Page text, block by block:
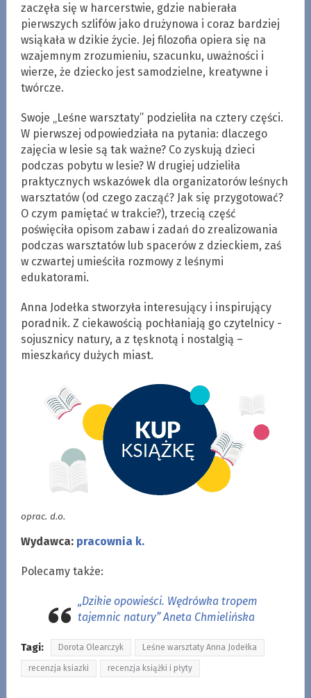
zaczęła się w harcerstwie, gdzie nabierała
pierwszych szlifów jako drużynowa i coraz bardziej
wsiąkała w dzikie życie. Jej filozofia opiera się na
wzajemnym zrozumieniu, szacunku, uważności i
wierze, że dziecko jest samodzielne, kreatywne i
twórcze.
Swoje „Leśne warsztaty” podzieliła na cztery części.
W pierwszej odpowiedziała na pytania: dlaczego
zajęcia w lesie są tak ważne? Co zyskują dzieci
podczas pobytu w lesie? W drugiej udzieliła
praktycznych wskazówek dla organizatorów leśnych
warsztatów (od czego zacząć? Jak się przygotować?
O czym pamiętać w trakcie?), trzecią część
poświęciła opisom zabaw i zadań do zrealizowania
podczas warsztatów lub spacerów z dzieckiem, zaś
w czwartej umieściła rozmowy z leśnymi
edukatorami.
Anna Jodełka stworzyła interesujący i inspirujący
poradnik. Z ciekawością pochłaniają go czytelnicy -
sojusznicy natury, a z tęsknotą i nostalgią –
mieszkańcy dużych miast.
oprac. d.o.
Wydawca:pracownia k.
Polecamy także:
„Dzikie opowieści. Wędrówka tropem
tajemnic natury” Aneta Chmielińska
Tagi: Dorota Olearczyk Leśne warsztaty Anna Jodełka
recenzja ksiazki recenzja książki i płyty